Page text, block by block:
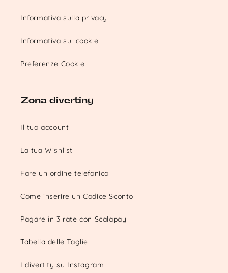
Informativa sulla privacy
Informativa sui cookie
Preferenze Cookie
Zona divertiny
Il tuo account
La tua Wishlist
Fare un ordine telefonico
Come inserire un Codice Sconto
Pagare in 3 rate con Scalapay
Tabella delle Taglie
I divertity su Instagram